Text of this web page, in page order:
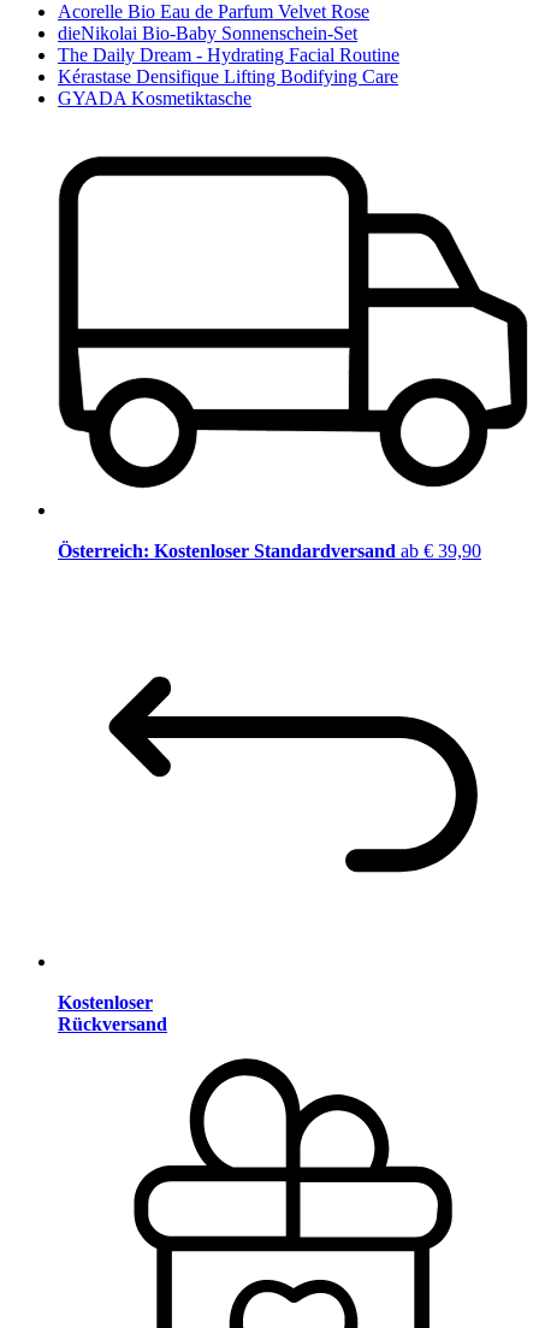
Acorelle Bio Eau de Parfum Velvet Rose
dieNikolai Bio-Baby Sonnenschein-Set
The Daily Dream - Hydrating Facial Routine
Kérastase Densifique Lifting Bodifying Care
GYADA Kosmetiktasche
Österreich: Kostenloser Standardversand ab € 39,90
Kostenloser
Rückversand